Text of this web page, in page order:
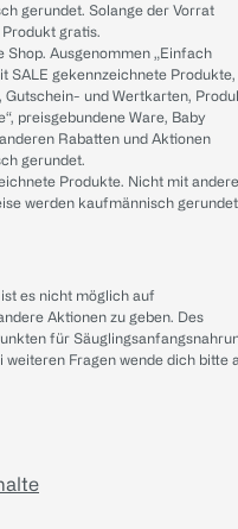
gerundet. Solange der Vorrat
Produkt gratis.
Shop. Ausgenommen „Einfach
SALE gekennzeichnete Produkte,
und Wertkarten,
preisgebundene Ware, Baby
Rabatten und Aktionen
gerundet.
Produkte. Nicht mit
werden kaufmännisch
es nicht möglich auf
Aktionen zu geben. Des
für
weiteren Fragen wende dich bitte